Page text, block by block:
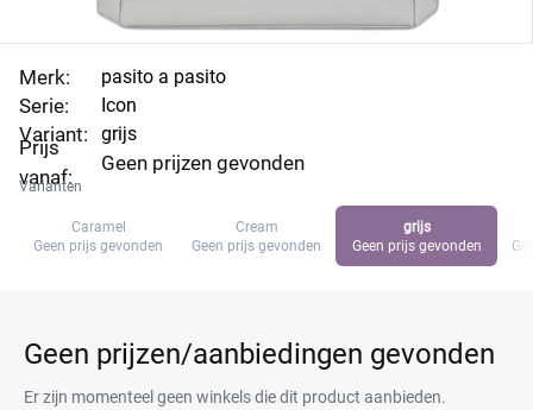
Merk:
Serie:
Variant:
Prijs
vanaf:
pasito a pasito
Icon
grijs
Geen prijzen gevonden
Varianten
Caramel
Geen prijs gevonden
Cream
Geen prijs gevonden
grijs
Geen prijs gevonden
Geen prijzen/aanbiedingen gevonden
Er zijn momenteel geen winkels die dit product aanbieden.